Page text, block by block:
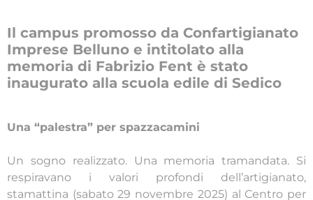
Il campus promosso da Confartigianato
Imprese Belluno e intitolato alla
memoria di Fabrizio Fent è stato
inaugurato alla scuola edile di Sedico
Una “palestra” per spazzacamini
Un sogno realizzato. Una memoria tramandata. Si
respiravano i valori profondi dell’artigianato,
stamattina (sabato 29 novembre 2025) al Centro per